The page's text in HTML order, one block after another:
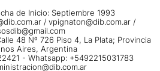
de Inicio: Septiembre 1993
/ vpignaton@dib.com.ar /
48 Nº 726 Piso 4, La Plata; Provincia
Aires, Argentina
- Whatsapp: +5492215031783